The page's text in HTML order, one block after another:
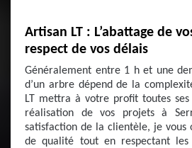
Artisan LT : L’abattage de
respect de vos délais
Généralement entre 1 h et une
d’un arbre dépend de la
LT mettra à votre profit toutes
réalisation de vos projets à
satisfaction de la clientèle, je
de qualité tout en respectant